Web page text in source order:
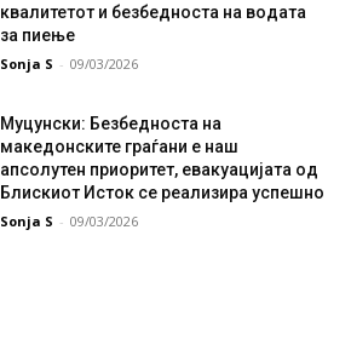
квалитетот и безбедноста на водата
за пиење
Sonja S - 09/03/2026
Муцунски: Безбедноста на
македонските граѓани е наш
апсолутен приоритет, евакуацијата од
Блискиот Исток се реализира успешно
Sonja S - 09/03/2026